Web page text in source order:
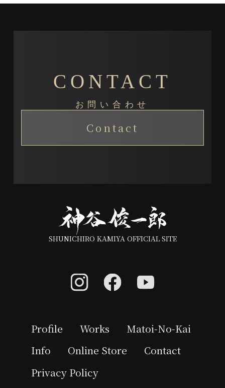
CONTACT
お問い合わせ
Contact
SHUNICHIRO KAMIYA OFFICIAL SITE
Profile Works
Matoi-No-Kai
Info
Online Store
Contact
Privacy Policy